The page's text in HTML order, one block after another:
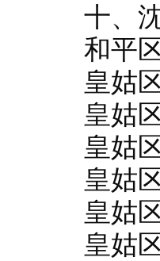
十、
和平
皇姑
皇姑
皇姑
皇姑
皇姑
皇姑